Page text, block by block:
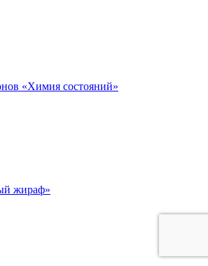
«Химия состояний»
жираф»